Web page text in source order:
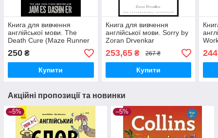
Книга для вивчення
англійської мови. The
Death Cure (Maze Runner
Series) By James Dashner
250 ₴
Купити
Книга для вивчення
англійської мови. Sorry by
Zoran Drvenkar
253,65₴ 267 ₴
Купити
Акційні пропозиції та новинки
–5% –5%